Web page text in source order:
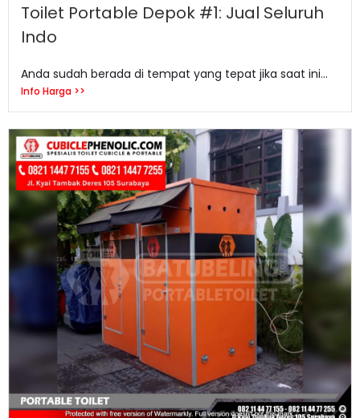
Toilet Portable Depok #1: Jual Seluruh
Indo
Anda sudah berada di tempat yang tepat jika saat ini...
Info Harga >>